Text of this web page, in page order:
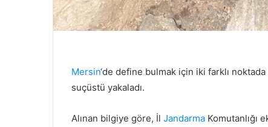
Mersin‘de define bulmak için iki farklı
suçüstü yakaladı.
Alınan bilgiye göre, İl Jandarma Komutanlığı